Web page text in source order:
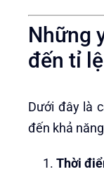
Những
đến tỉ
Dưới đây là
đến khả
Thời